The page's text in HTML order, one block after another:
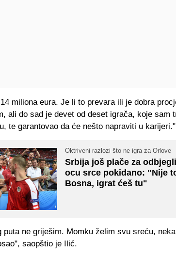
miliona eura. Je li to prevara ili je dobra
ali do sad je devet od deset igrača, koje sam
te garantovao da će nešto napraviti u karijeri."
Oktriveni razlozi što ne igra za Orlove
Srbija još plače za
ocu srce pokidano: "Nije
Bosna, igrat ćeš tu"
puta ne griješim. Momku želim svu sreću,
saopštio je Ilić.